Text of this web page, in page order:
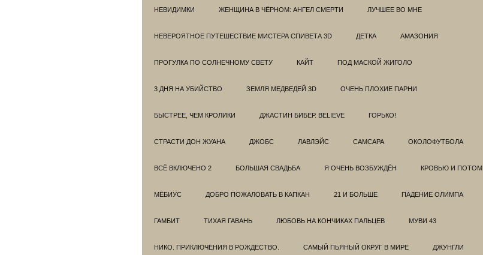
НЕВИДИМКИ ЖЕНЩИНА В ЧЁРНОМ: АНГЕЛ СМЕРТИ ЛУЧШЕЕ ВО МНЕ
НЕВЕРОЯТНОЕ ПУТЕШЕСТВИЕ МИСТЕРА СПИВЕТА 3D ДЕТКА АМАЗОНИЯ
ПРОГУЛКА ПО СОЛНЕЧНОМУ СВЕТУ КАЙТ ПОД МАСКОЙ ЖИГОЛО
3 ДНЯ НА УБИЙСТВО ЗЕМЛЯ МЕДВЕДЕЙ 3D ОЧЕНЬ ПЛОХИЕ ПАРНИ
БЫСТРЕЕ, ЧЕМ КРОЛИКИ ДЖАСТИН БИБЕР. BELIEVE ГОРЬКО!
СТРАСТИ ДОН ЖУАНА ДЖОБС ЛАВЛЭЙС САМСАРА ОКОЛОФУТБОЛА
ВСЁ ВКЛЮЧЕНО 2 БОЛЬШАЯ СВАДЬБА Я ОЧЕНЬ ВОЗБУЖДЁН КРОВЬЮ И ПОТОМ
МЁБИУС ДОБРО ПОЖАЛОВАТЬ В КАПКАН 21 И БОЛЬШЕ ПАДЕНИЕ ОЛИМПА
ГАМБИТ ТИХАЯ ГАВАНЬ ЛЮБОВЬ НА КОНЧИКАХ ПАЛЬЦЕВ МУВИ 43
НИКО. ПРИКЛЮЧЕНИЯ В РОЖДЕСТВО. САМЫЙ ПЬЯНЫЙ ОКРУГ В МИРЕ ДЖУНГЛИ